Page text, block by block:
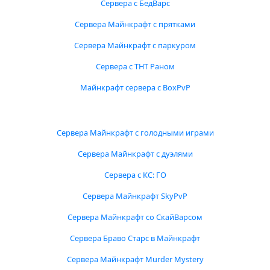
Сервера с БедВарс
Сервера Майнкрафт с прятками
Сервера Майнкрафт с паркуром
Сервера с ТНТ Раном
Майнкрафт сервера с BoxPvP
Сервера Майнкрафт с голодными играми
Сервера Майнкрафт с дуэлями
Сервера с КС: ГО
Сервера Майнкрафт SkyPvP
Сервера Майнкрафт со СкайВарсом
Сервера Браво Старс в Майнкрафт
Сервера Майнкрафт Murder Mystery